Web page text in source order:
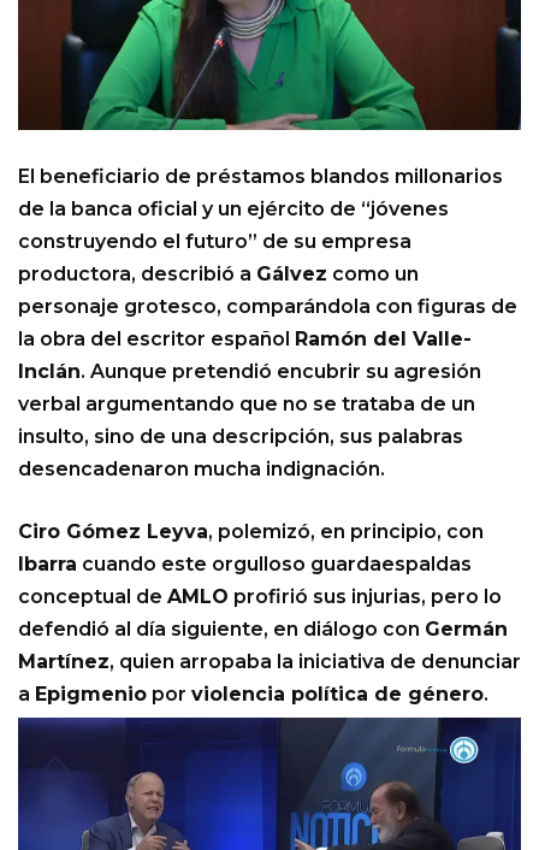
El beneficiario de préstamos blandos millonarios
de la banca oficial y un ejército de “jóvenes
construyendo el futuro” de su empresa
productora, describió a Gálvez como un
personaje grotesco, comparándola con figuras de
la obra del escritor español Ramón del Valle-
Inclán. Aunque pretendió encubrir su agresión
verbal argumentando que no se trataba de un
insulto, sino de una descripción, sus palabras
desencadenaron mucha indignación.
Ciro Gómez Leyva, polemizó, en principio, con
Ibarra cuando este orgulloso guardaespaldas
conceptual de AMLO profirió sus injurias, pero lo
defendió al día siguiente, en diálogo con Germán
Martínez, quien arropaba la iniciativa de denunciar
a Epigmenio por violencia política de género.